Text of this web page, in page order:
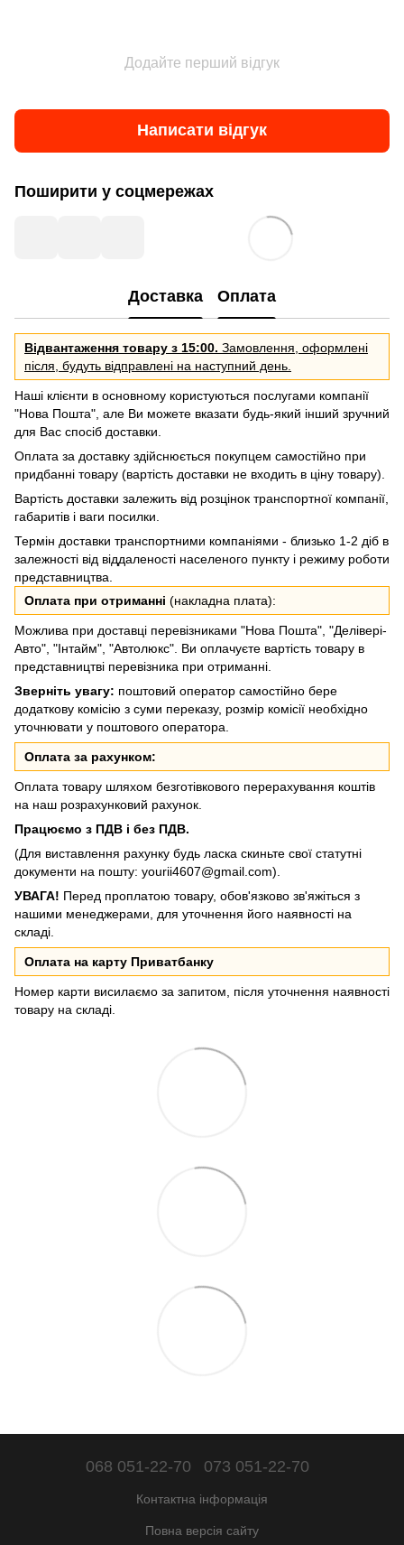
Додайте перший відгук
Написати відгук
Поширити у соцмережах
Доставка Оплата
Відвантаження товару з 15:00. Замовлення, оформлені
після, будуть відправлені на наступний день.
Наші клієнти в основному користуються послугами компанії
"Нова Пошта", але Ви можете вказати будь-який інший зручний
для Вас спосіб доставки.
Оплата за доставку здійснюється покупцем самостійно при
придбанні товару (вартість доставки не входить в ціну товару).
Вартість доставки залежить від розцінок транспортної компанії,
габаритів і ваги посилки.
Термін доставки транспортними компаніями - близько 1-2 діб в
залежності від віддаленості населеного пункту і режиму роботи
представництва.
Оплата при отриманні (накладна плата):
Можлива при доставці перевізниками "Нова Пошта", "Делівері-
Авто", "Інтайм", "Автолюкс". Ви оплачуєте вартість товару в
представництві перевізника при отриманні.
Зверніть увагу: поштовий оператор самостійно бере
додаткову комісію з суми переказу, розмір комісії необхідно
уточнювати у поштового оператора.
Оплата за рахунком:
Оплата товару шляхом безготівкового перерахування коштів
на наш розрахунковий рахунок.
Працюємо з ПДВ і без ПДВ.
(Для виставлення рахунку будь ласка скиньте свої статутні
документи на пошту: yourii4607@gmail.com).
УВАГА! Перед проплатою товару, обов'язково зв'яжіться з
нашими менеджерами, для уточнення його наявності на
складі.
Оплата на карту Приватбанку
Номер карти висилаємо за запитом, після уточнення наявності
товару на складі.
068 051-22-70 073 051-22-70
Контактна інформація
Повна версія сайту